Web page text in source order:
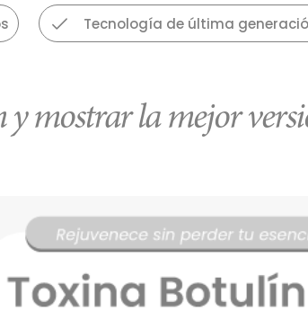
Tecnología de última
y mostrar la mejor